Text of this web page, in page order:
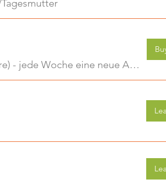
Kreativwerkstatt für Kids (3-6 Jahre) - jede Woche eine neue Aktivität (2)